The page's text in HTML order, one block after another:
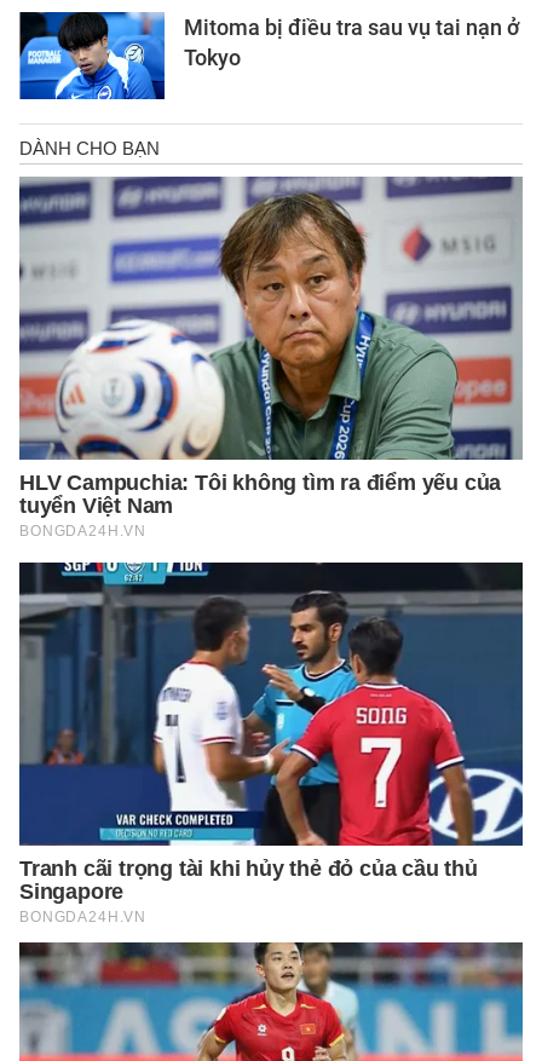
Mitoma bị điều tra sau vụ tai nạn ở
Tokyo